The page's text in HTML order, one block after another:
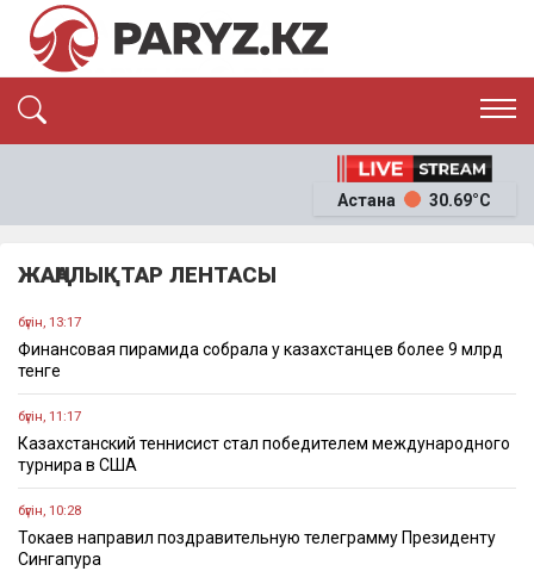
ЭКОНОМИКА
ОҚИҒА
Астана 30.69°C
ЖАҢАЛЫҚТАР ЛЕНТАСЫ
бүгін, 13:17
Финансовая пирамида собрала у казахстанцев более 9 млрд
тенге
бүгін, 11:17
Казахстанский теннисист стал победителем международного
турнира в США
бүгін, 10:28
Токаев направил поздравительную телеграмму Президенту
Сингапура